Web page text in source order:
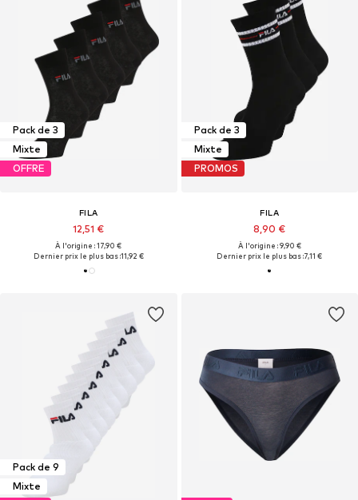
Pack de 3
Mixte
OFFRE
FILA
12,51 €
À l'origine : 17,90 €
Dernier prix le plus bas :11,92 €
Pack de 3
Mixte
PROMOS
FILA
8,90 €
À l'origine : 9,90 €
Dernier prix le plus bas :7,11 €
Pack de 9
Mixte